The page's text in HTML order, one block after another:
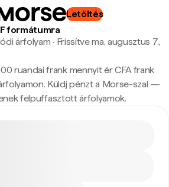
Letöltés
formátumra
árfolyam · Frissítve ma, augusztus 7.,
ruandai frank mennyit ér CFA frank
Küldj pénzt a Morse-szal —
felpuffasztott árfolyamok.